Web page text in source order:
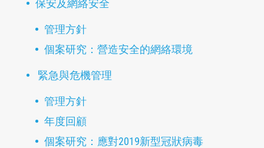
保安及網絡安全
管理方針
個案研究：營造安全的網絡環境
緊急與危機管理
管理方針
年度回顧
個案研究：應對2019新型冠狀病毒